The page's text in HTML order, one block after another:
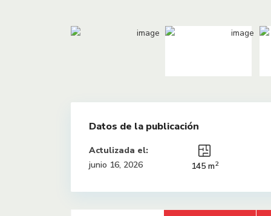
Datos de la publicación
Actulizada el:
junio 16, 2026
145 m2